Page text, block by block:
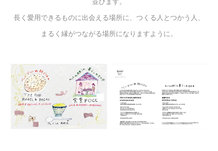
長く愛用できるものに出会える場所に、つくる人とつかう人、
まるく縁がつながる場所になりますように。